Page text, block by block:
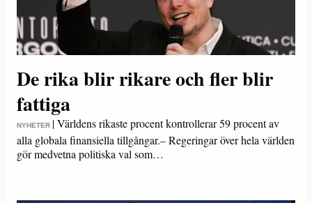
De rika blir rikare och fler blir
fattiga
NYHETER |Världens rikaste procent kontrollerar 59 procent av
alla globala finansiella tillgångar.– Regeringar över hela världen
gör medvetna politiska val som…